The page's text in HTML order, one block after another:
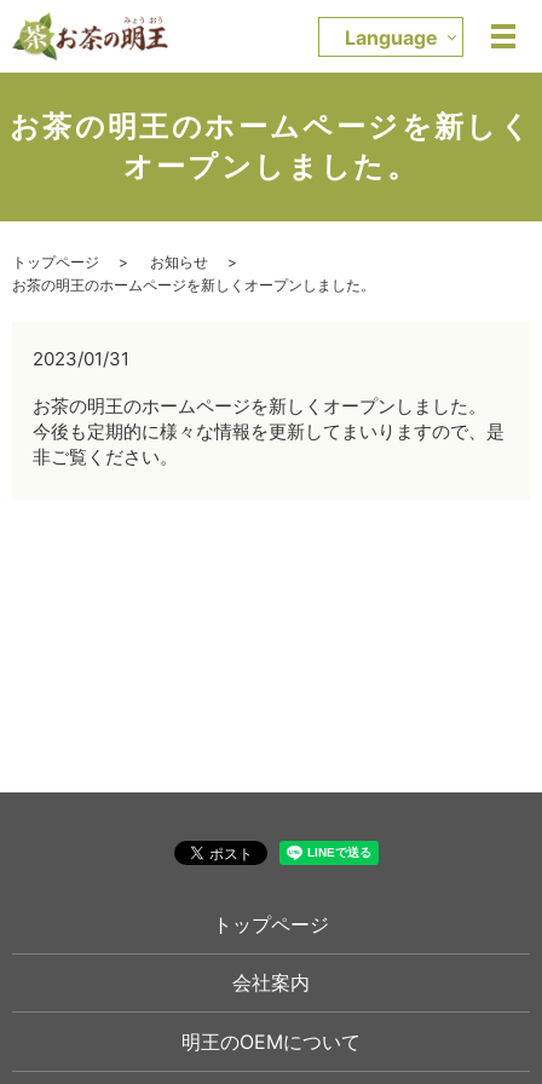
Language
お茶の明王のホームページを新しく
オープンしました。
トップページ
お知らせ
お茶の明王のホームページを新しくオープンしました。
2023/01/31
お茶の明王のホームページを新しくオープンしました。
今後も定期的に様々な情報を更新してまいりますので、是
非ご覧ください。
トップページ
会社案内
明王のOEMについて